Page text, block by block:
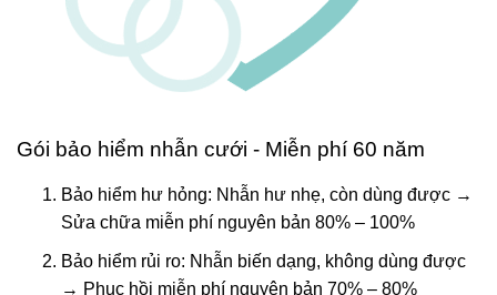
Gói bảo hiểm nhẫn cưới - Miễn phí 60 năm
Bảo hiểm hư hỏng: Nhẫn hư nhẹ, còn dùng được →
Sửa chữa miễn phí nguyên bản 80% – 100%
Bảo hiểm rủi ro: Nhẫn biến dạng, không dùng được
→ Phục hồi miễn phí nguyên bản 70% – 80%